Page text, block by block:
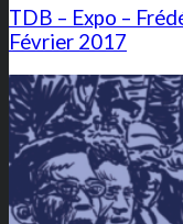
TDB – Expo –
Février 2017